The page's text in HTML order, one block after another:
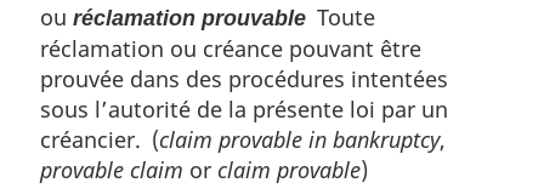
ou réclamation prouvable Toute
réclamation ou créance pouvant être
prouvée dans des procédures intentées
sous l’autorité de la présente loi par un
créancier. (claim provable in bankruptcy,
provable claim or claim provable)